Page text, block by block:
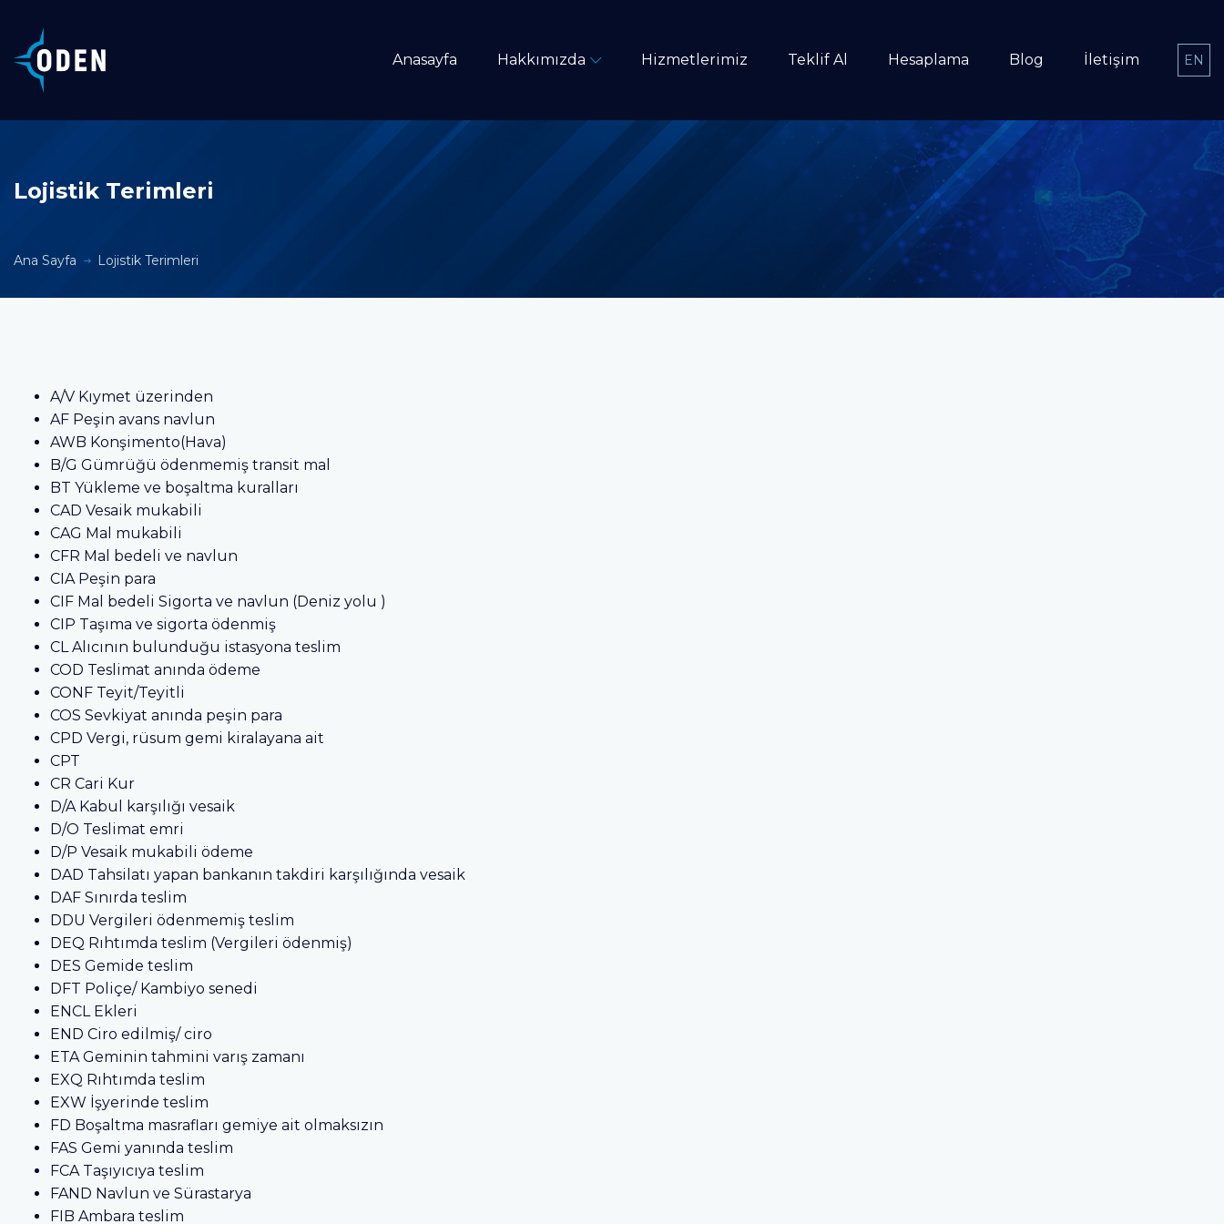
Anasayfa Hakkımızda Hizmetlerimiz Teklif Al Hesaplama Blog İletişim EN
Lojistik Terimleri
Ana Sayfa Lojistik Terimleri
A/V Kıymet üzerinden
AF Peşin avans navlun
AWB Konşimento(Hava)
B/G Gümrüğü ödenmemiş transit mal
BT Yükleme ve boşaltma kuralları
CAD Vesaik mukabili
CAG Mal mukabili
CFR Mal bedeli ve navlun
CIA Peşin para
CIF Mal bedeli Sigorta ve navlun (Deniz yolu )
CIP Taşıma ve sigorta ödenmiş
CL Alıcının bulunduğu istasyona teslim
COD Teslimat anında ödeme
CONF Teyit/Teyitli
COS Sevkiyat anında peşin para
CPD Vergi, rüsum gemi kiralayana ait
CPT
CR Cari Kur
D/A Kabul karşılığı vesaik
D/O Teslimat emri
D/P Vesaik mukabili ödeme
DAD Tahsilatı yapan bankanın takdiri karşılığında vesaik
DAF Sınırda teslim
DDU Vergileri ödenmemiş teslim
DEQ Rıhtımda teslim (Vergileri ödenmiş)
DES Gemide teslim
DFT Poliçe/ Kambiyo senedi
ENCL Ekleri
END Ciro edilmiş/ ciro
ETA Geminin tahmini varış zamanı
EXQ Rıhtımda teslim
EXW İşyerinde teslim
FD Boşaltma masrafları gemiye ait olmaksızın
FAS Gemi yanında teslim
FCA Taşıyıcıya teslim
FAND Navlun ve Sürastarya
FIB Ambara teslim